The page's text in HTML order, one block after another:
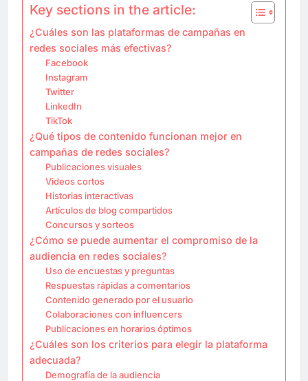
Key sections in the article:
¿Cuáles son las plataformas de campañas en
redes sociales más efectivas?
Facebook
Instagram
Twitter
LinkedIn
TikTok
¿Qué tipos de contenido funcionan mejor en
campañas de redes sociales?
Publicaciones visuales
Videos cortos
Historias interactivas
Artículos de blog compartidos
Concursos y sorteos
¿Cómo se puede aumentar el compromiso de la
audiencia en redes sociales?
Uso de encuestas y preguntas
Respuestas rápidas a comentarios
Contenido generado por el usuario
Colaboraciones con influencers
Publicaciones en horarios óptimos
¿Cuáles son los criterios para elegir la plataforma
adecuada?
Demografía de la audiencia